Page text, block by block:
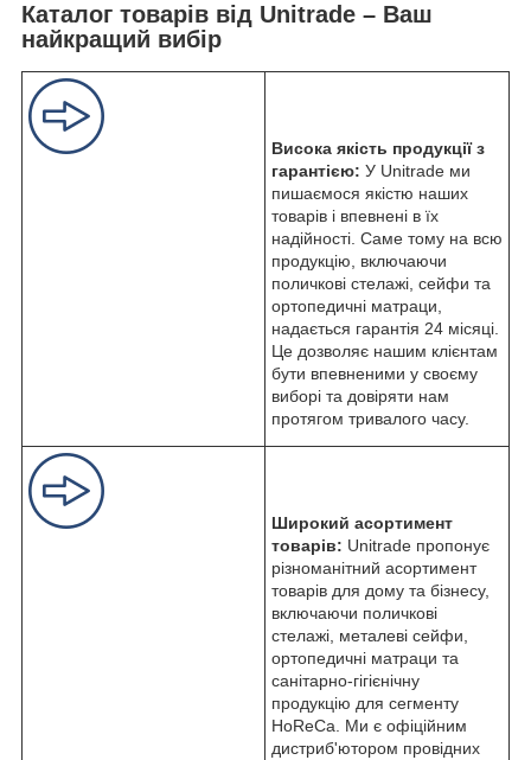
Каталог товарів від Unitrade – Ваш
найкращий вибір
Висока якість продукції з
гарантією: У Unitrade ми
пишаємося якістю наших
товарів і впевнені в їх
надійності. Саме тому на всю
продукцію, включаючи
поличкові стелажі, сейфи та
ортопедичні матраци,
надається гарантія 24 місяці.
Це дозволяє нашим клієнтам
бути впевненими у своєму
виборі та довіряти нам
протягом тривалого часу.
Широкий асортимент
товарів: Unitrade пропонує
різноманітний асортимент
товарів для дому та бізнесу,
включаючи поличкові
стелажі, металеві сейфи,
ортопедичні матраци та
санітарно-гігієнічну
продукцію для сегменту
HoReCa. Ми є офіційним
дистриб'ютором провідних